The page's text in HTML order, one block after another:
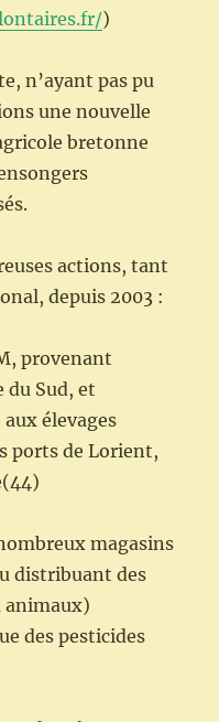
)
n’ayant pas pu
une nouvelle
bretonne
actions, tant
depuis 2003 :
provenant
du Sud, et
élevages
ports de Lorient,
magasins
distribuant des
animaux)
des pesticides